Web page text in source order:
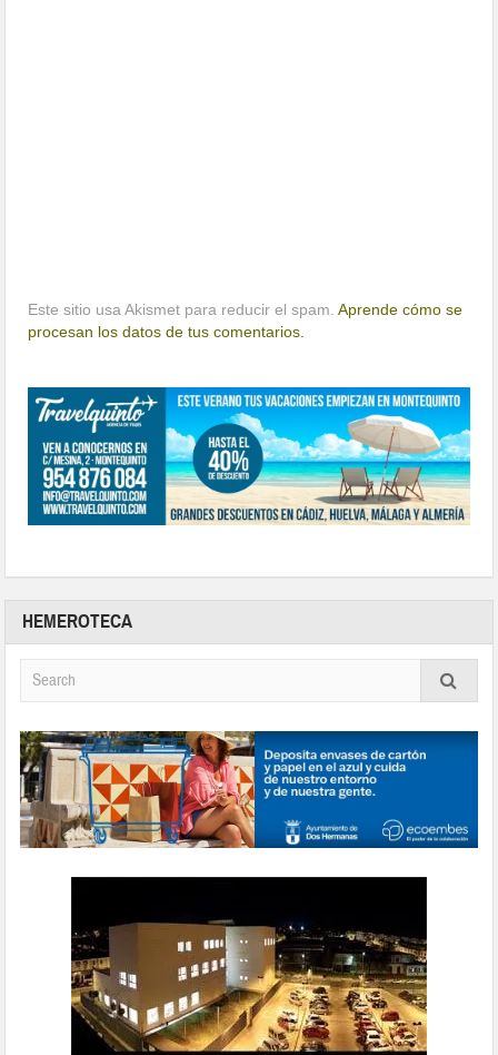
Este sitio usa Akismet para reducir el spam.Aprende cómo se
procesan los datos de tus comentarios.
HEMEROTECA